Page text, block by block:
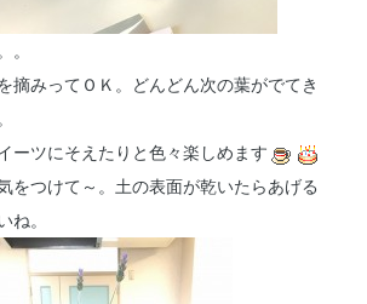
。
摘みってＯＫ。どんどん次の葉がでてき
ーツにそえたりと色々楽しめます
をつけて～。土の表面が乾いたらあげる
ね。